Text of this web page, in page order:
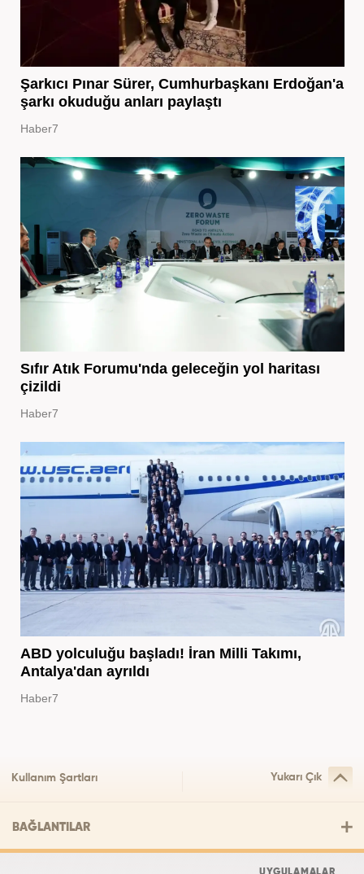
Şarkıcı Pınar Sürer, Cumhurbaşkanı Erdoğan'a
şarkı okuduğu anları paylaştı
Haber7
Sıfır Atık Forumu'nda geleceğin yol haritası
çizildi
Haber7
ABD yolculuğu başladı! İran Milli Takımı,
Antalya'dan ayrıldı
Haber7
Kullanım Şartları Yukarı Çık
BAĞLANTILAR